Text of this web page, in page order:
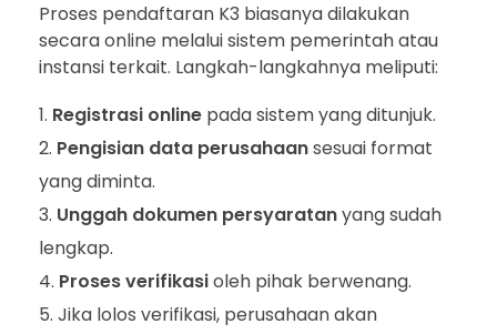
Proses pendaftaran K3 biasanya dilakukan
secara online melalui sistem pemerintah atau
instansi terkait. Langkah-langkahnya meliputi:
Registrasi online pada sistem yang ditunjuk.
Pengisian data perusahaansesuai format
yang diminta.
Unggah dokumen persyaratanyang sudah
lengkap.
Proses verifikasioleh pihak berwenang.
Jika lolos verifikasi, perusahaan akan